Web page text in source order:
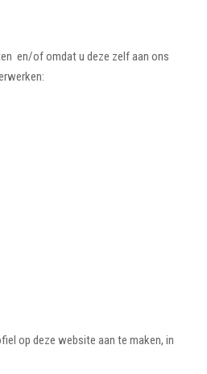
en/of omdat u deze zelf aan ons
op deze website aan te maken, in